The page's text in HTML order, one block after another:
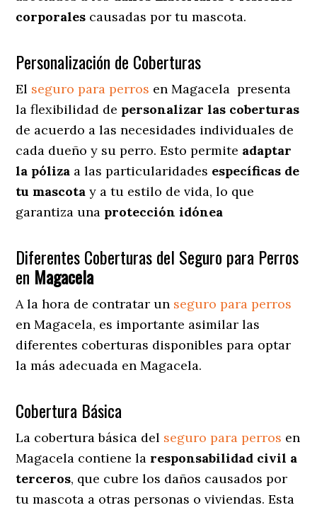
corporales causadas por tu mascota.
Personalización de Coberturas
El seguro para perros en Magacela presenta
la flexibilidad de personalizar las coberturas
de acuerdo a las necesidades individuales de
cada dueño y su perro. Esto permite adaptar
la póliza a las particularidades específicas de
tu mascota y a tu estilo de vida, lo que
garantiza una protección idónea
Diferentes Coberturas del Seguro para Perros
en Magacela
A la hora de contratar un seguro para perros
en Magacela, es importante asimilar las
diferentes coberturas disponibles para optar
la más adecuada en Magacela.
Cobertura Básica
La cobertura básica del seguro para perros en
Magacela contiene la responsabilidad civil a
terceros, que cubre los daños causados por
tu mascota a otras personas o viviendas. Esta